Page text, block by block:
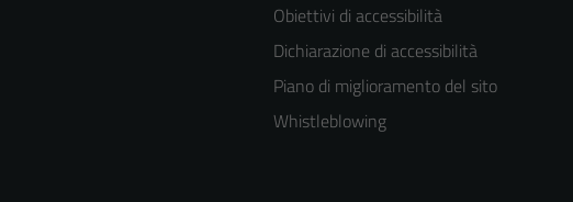
Obiettivi di accessibilità
Dichiarazione di accessibilità
Piano di miglioramento del sito
Whistleblowing
Tecnici
Questi cookie
sono necessari
per il